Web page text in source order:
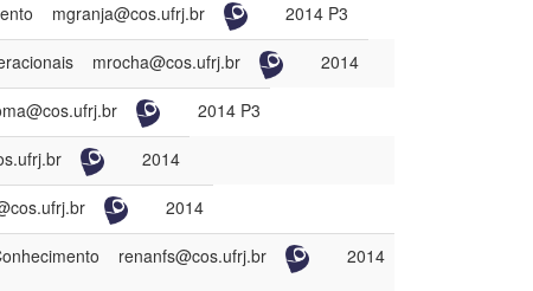
mgranja@cos.ufrj.br 2014 P3
mrocha@cos.ufrj.br 2014
2014 P3
2014
2014
renanfs@cos.ufrj.br 2014